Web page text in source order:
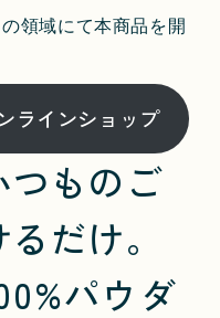
領域にて本商品を開
ラインショップ
つものご
だけ。
パウダ